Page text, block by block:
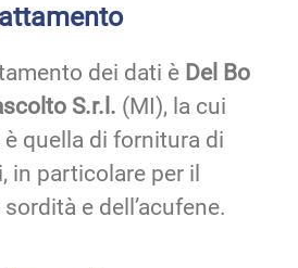
dei dati è Del Bo
S.r.l. (MI), la cui
quella di fornitura di
in particolare per il
e dell’acufene.